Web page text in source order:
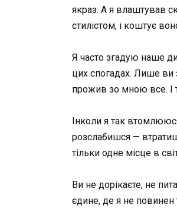
якраз. А я влаштував
стилістом, і коштує
Я часто згадую наше
цих спогадах. Лише ви
прожив зо мною все. І
Інколи я так
розслабишся —
тільки одне місце в
Ви не дорікаєте, не
єдине, де я не